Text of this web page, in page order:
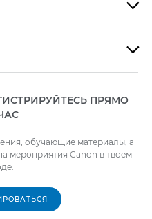


ПРЯМО
обучающие материалы, а
мероприятия Canon в твоем